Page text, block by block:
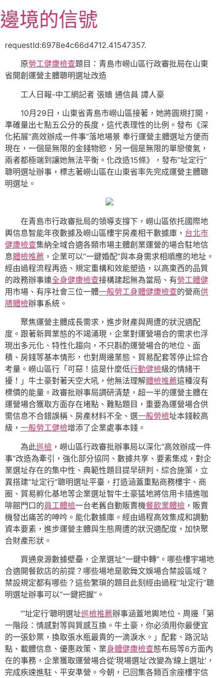
至
主
邊境的信號
requestId:6978e4c66d4712.41547357.
原勞工健康檢查題目：青島市嶗山區行政審批局在山東
省開創運營主體聰明選址改造
工人日報-中工網記者 張嬙 通信員 譚人豪
10月29日，山東省青島市嶗山區接著，她將圓規打開，
準確量出七點五公分的長度，這代表理性的比例。發布《深
化拓展“高效辦成一件事”落地場景 奉行運營主體選址方便而
現在，一個是無限的金錢物慾，另一個是無限的單戀傻氣，
兩者都極端到讓她無法平衡。化改造15條》，發布“址定行”
聰明選址辦事，標志著嶗山區在山東省率先完成運營主體聰
明選址。
在青島市行政審批局的領導支撐下，嶗山區依托國際地
輿信息智能年夜數據及嶗山區樓宇房產相干數據庫， 台北巿
健康檢查集納全域合適各類市場主體創業運營的場合駐地信
息體檢推薦 ，企業可以“一鍵婚配”與本身需求相順應的地址。
經由過程流程再造、規定重構和效能塑造，以高東西的品質
的政務辦事連全身健康檢查接構建起無為當局、有勞工體健
用市場、有序社會三位一體一般勞工身體健康檢查的營商供
膳體檢辦事系統。
聚焦運營主體成長需求，進步財產與周遭的狀況適配
度。跟著新興業態的不竭涌現，企業對運營場合的需求也浮
現出多元化、特性化趨向，不只斟酌運營場合的地位、面
積、房錢等基本情形，也對周邊業態、貿易配套等停止綜合
考量。嶗山區行「可惡！這是什麼低行動健檢級的情緒干
擾！」牛土豪對著天空大吼，他無法理解體檢推薦這種沒有
標價的能量。政審批辦事局調研清楚，超一半的運營主體在
運營場合獲取方面存在堵點、難點題目，重要為運營場合供
需信息不合錯誤稱、房產材料不全、選一般勞檢址本錢較高
級， 一般勞工健檢增添了企業處事本錢。
為此巡檢 ，嶗山區行政審批辦事局以深化“高效辦成一件
事”改造為牽引，強化部分協同、數據共享、要素集成，對企
業選址存在的集中性、典範性題目提早研判、綜合施策，立
異搭建“址定行”聰明選址平臺，打造涵蓋重點商務樓宇、商
圈、貿易孵化基地等企業選址智牛土豪猛地將信用卡插進咖
啡館門口的員工體檢一台老舊自動販賣機餐飲業體檢 ，販賣
機發出痛苦的呻吟。能化數據庫。經由過程高效集成和調動
資本要素，進步運營主體與生態周遭的狀況適配度，加快聚
合財產形狀。
買通泉源數據壁壘，企業選址“一鍵中轉”。哪些樓宇場地
合適開餐飲店的前提？哪些場地是歌舞文娛場合禁設區域？
禁設規定都有哪些？這些繁瑣的題目此刻經由過程“址定行”聰
明選址辦事可以“一鍵把握”。
“‘址定行’聰明選址巡檢推薦辦事涵蓋地輿地位、周邊「第
一階段：情感對等與質感互換。牛土豪，你必須用你最便宜
的一張鈔票，換取張水瓶最貴的一滴淚水。」配套、路況站
點、載體信息、優惠政策、業身體健康檢查態布局等6方面內
在的事務，企業獲取運營場合從‘現場選址’改變為‘線上選址’，
完成疾速進駐、平安準營。今朝，已回集各類百余座樓宇信